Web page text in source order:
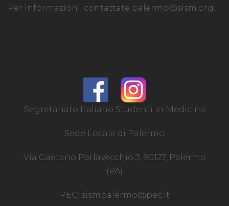
Per informazioni, contattate palermo@sism.org.
Segretariato Italiano Studenti in Medicina
Sede Locale di Palermo
Via Gaetano Parlavecchio 3, 90127, Palermo
(PA)
PEC: sismpalermo@pec.it